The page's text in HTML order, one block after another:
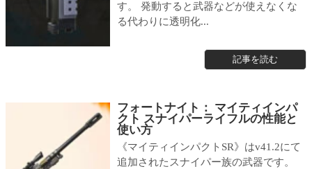
す。 発動すると武器などが使えなくな
る代わりに透明化...
記事を読む
フォートナイト： マイティインパ
クト スナイパーライフルの性能と
使い方
《マイティインパクトSR》はv41.2にて
追加されたスナイパー族の武器です。